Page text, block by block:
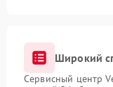
Широкий
Сервисный центр